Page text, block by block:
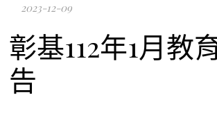
2023-12-09
彰基112年1月教
告